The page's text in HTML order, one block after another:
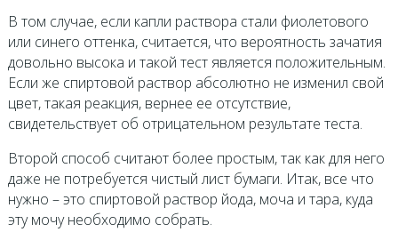
В том случае, если капли раствора стали фиолетового
или синего оттенка, считается, что вероятность зачатия
довольно высока и такой тест является положительным.
Если же спиртовой раствор абсолютно не изменил свой
цвет, такая реакция, вернее ее отсутствие,
свидетельствует об отрицательном результате теста.
Второй способ считают более простым, так как для него
даже не потребуется чистый лист бумаги. Итак, все что
нужно – это спиртовой раствор йода, моча и тара, куда
эту мочу необходимо собрать.